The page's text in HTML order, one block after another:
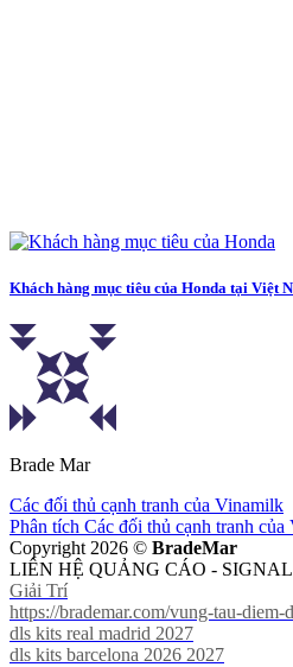
Khách hàng mục tiêu của Honda tại Việt
Brade Mar
Các đối thủ cạnh tranh của Vinamilk
Phân tích Các đối thủ cạnh tranh của
Copyright 2026 © BradeMar
LIÊN HỆ QUẢNG CÁO -
Giải Trí
https://brademar.com/vung-tau-
dls kits real madrid 2027
dls kits barcelona 2026 2027